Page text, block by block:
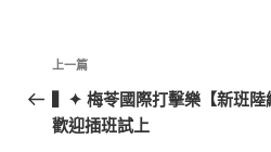
文
章
導
上
一
篇
上一篇
▍✦ 梅苓國際打擊樂【新班陸
歡迎插班試上